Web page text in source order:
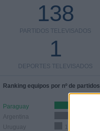
138
PARTIDOS TELEVISADOS
1
DEPORTES TELEVISADOS
Ranking equipos por nº de partidos
Paraguay
Argentina
Uruguay